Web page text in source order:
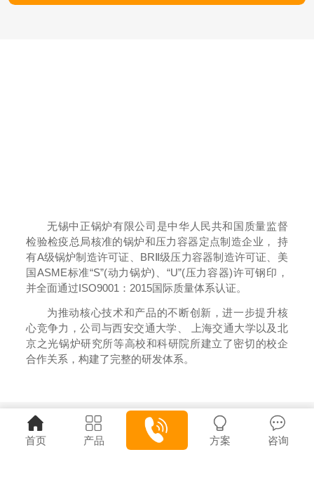
无锡中正锅炉有限公司是中华人民共和国质量监督
检验检疫总局核准的锅炉和压力容器定点制造企业， 持
有A级锅炉制造许可证、BRⅡ级压力容器制造许可证、美
国ASME标准“S”(动力锅炉)、“U”(压力容器)许可钢印，
并全面通过ISO9001：2015国际质量体系认证。
为推动核心技术和产品的不断创新，进一步提升核
心竞争力，公司与西安交通大学、 上海交通大学以及北
京之光锅炉研究所等高校和科研院所建立了密切的校企
合作关系，构建了完整的研发体系。
联系我们
首页 产品 方案 咨询